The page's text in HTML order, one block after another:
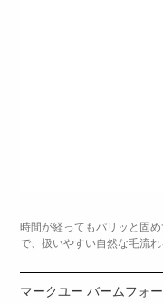
時間が経ってもパリッと固
で、扱いやすい自然な毛流れ
マークユー バームフォ